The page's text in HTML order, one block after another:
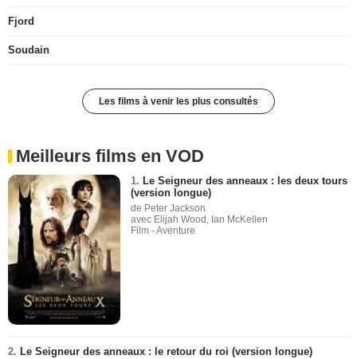
Fjord
Soudain
Les films à venir les plus consultés
Meilleurs films en VOD
1. Le Seigneur des anneaux : les deux tours
(version longue)
de Peter Jackson
avec Elijah Wood, Ian McKellen
Film - Aventure
2. Le Seigneur des anneaux : le retour du roi (version longue)